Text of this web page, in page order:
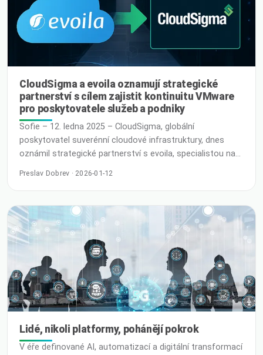
CloudSigma a evoila oznamují strategické
partnerství s cílem zajistit kontinuitu VMware
pro poskytovatele služeb a podniky
Sofie – 12. ledna 2025 – CloudSigma, globální
poskytovatel suverénní cloudové infrastruktury, dnes
oznámil strategické partnerství s evoila, specialistou na
VMware a poskytovatelem řízených služeb, s cílem
ekosystému VMware. Partnerství reaguje na rostoucí
poptávku zákazníků, kteří chtějí chránit stávající V
Preslav Dobrev · 2026-01-12
Lidé, nikoli platformy, pohánějí pokrok
V éře definované AI, automatizací a digitální transformací